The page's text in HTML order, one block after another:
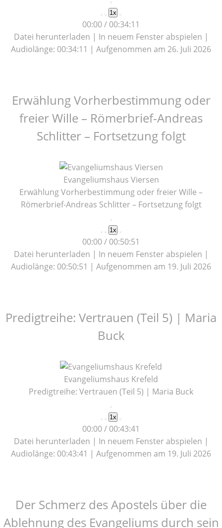
Episode
1x
00:00/ 00:34:11
Datei herunterladen | In neuem Fenster abspielen |
Audiolänge: 00:34:11 | Aufgenommen am 26. Juli 2026
Erwählung Vorherbestimmung oder
freier Wille – Römerbrief-Andreas
Schlitter – Fortsetzung folgt
Evangeliumshaus Viersen
Erwählung Vorherbestimmung oder freier Wille –
Römerbrief-Andreas Schlitter – Fortsetzung folgt
Episode
1x
00:00/ 00:50:51
Datei herunterladen | In neuem Fenster abspielen |
Audiolänge: 00:50:51 | Aufgenommen am 19. Juli 2026
Predigtreihe: Vertrauen (Teil 5) | Maria
Buck
Evangeliumshaus Krefeld
Predigtreihe: Vertrauen (Teil 5) | Maria Buck
Episode
1x
00:00/ 00:43:41
Datei herunterladen | In neuem Fenster abspielen |
Audiolänge: 00:43:41 | Aufgenommen am 19. Juli 2026
Der Schmerz des Apostels über die
Ablehnung des Evangeliums durch sein